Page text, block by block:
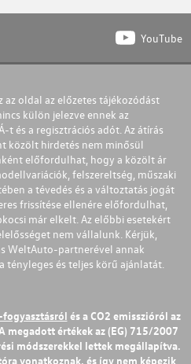
YouTube
oldal az előzetes tájékozódást
külön jelezve ennek az
t és a regisztrációs adót. Az átírás
közölt hirdetés nem minősül
előfordulhat, hogy a közölt ár
felszereltség, műszaki
a tévedés és a változtatás jogát
frissítése ellenére előfordulhat,
már elkelt. Az előbbi esetekért
nem vállalunk. Kérjük,
WeltAuto-partnerével annak
tényleges és teljes körű ajánlatát.
fogyasztásról és a CO2 emisszióról az
megadott értékek az (EG) 715/2007
módszerekkel lettek megállapítva.
vonatkoznak, és így nem képezik